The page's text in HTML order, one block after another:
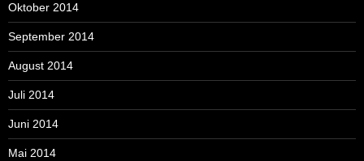
Oktober 2014
September 2014
August 2014
Juli 2014
Juni 2014
Mai 2014